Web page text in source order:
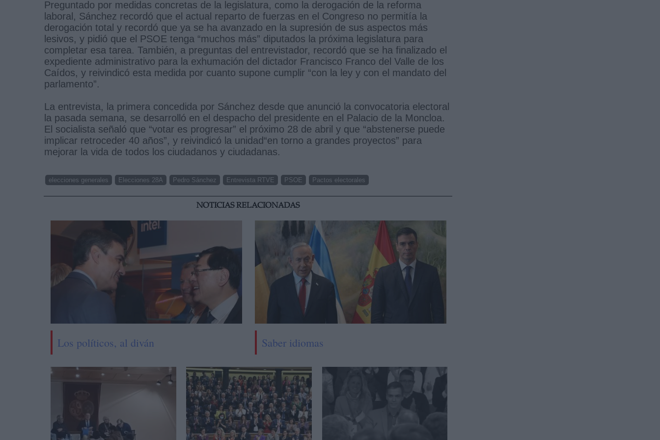
Preguntado por medidas concretas de la legislatura, como la derogación de la reforma
laboral, Sánchez recordó que el actual reparto de fuerzas en el Congreso no permitía la
derogación total y recordó que ya se ha avanzado en la supresión de sus aspectos más
lesivos, y pidió que el PSOE tenga “muchos más” diputados la próxima legislatura para
completar esa tarea. También, a preguntas del entrevistador, recordó que se ha finalizado el
expediente administrativo para la exhumación del dictador Francisco Franco del Valle de los
Caídos, y reivindicó esta medida por cuanto supone cumplir “con la ley y con el mandato del
parlamento”.
La entrevista, la primera concedida por Sánchez desde que anunció la convocatoria electoral
la pasada semana, se desarrolló en el despacho del presidente en el Palacio de la Moncloa.
El socialista señaló que “votar es progresar” el próximo 28 de abril y que “abstenerse puede
implicar retroceder 40 años”, y reivindicó la unidad“en torno a grandes proyectos” para
mejorar la vida de todos los ciudadanos y ciudadanas.
elecciones generales Elecciones 28A Pedro Sánchez Entrevista RTVE PSOE Pactos electorales
NOTICIAS RELACIONADAS
Los políticos, al diván Saber idiomas